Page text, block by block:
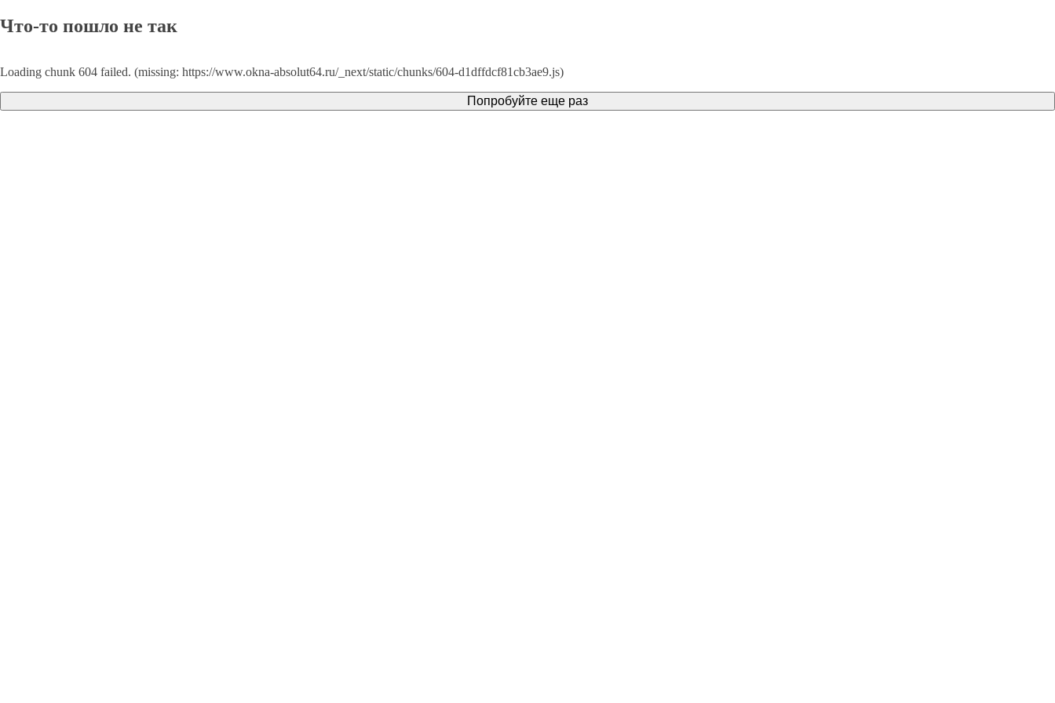
Что-то пошло не так
Loading chunk 604 failed. (missing: https://www.okna-absolut64.ru/_next/static/chunks/604-d1dffdcf81cb3ae9.js)
Попробуйте еще раз